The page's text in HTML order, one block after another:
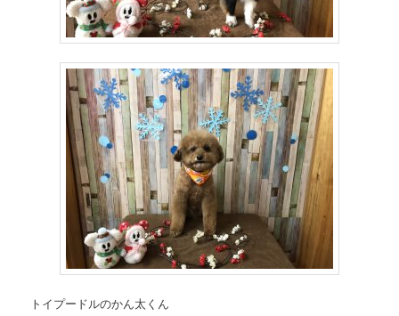
トイプードルのかん太くん